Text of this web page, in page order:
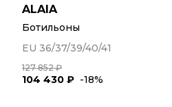
ALAIA
Ботильоны
EU 36/37/39/40/41
127 852 ₽
104 430 ₽ -18%